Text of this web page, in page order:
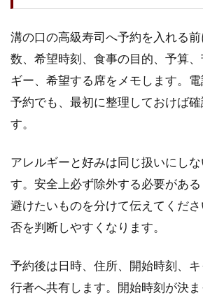
溝の口の高級寿司へ予約を入れる
数、希望時刻、食事の目的、予算
ギー、希望する席をメモします。
予約でも、最初に整理しておけば
す。
アレルギーと好みは同じ扱いにし
す。安全上必ず除外する必要があ
避けたいものを分けて伝えてくだ
否を判断しやすくなります。
予約後は日時、住所、開始時刻、
行者へ共有します。開始時刻が決